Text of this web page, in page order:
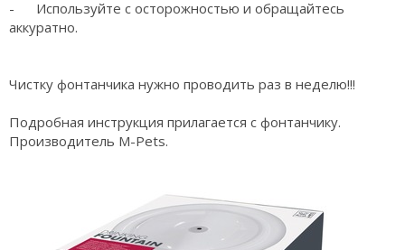
- Используйте с осторожностью и обращайтесь
аккуратно.
Чистку фонтанчика нужно проводить раз в неделю!!!
Подробная инструкция прилагается с фонтанчику.
Производитель M-Pets.